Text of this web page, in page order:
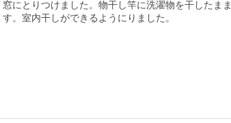
窓にとりつけました。物干し竿に洗濯物を干したま
す。室内干しができるようにりました。